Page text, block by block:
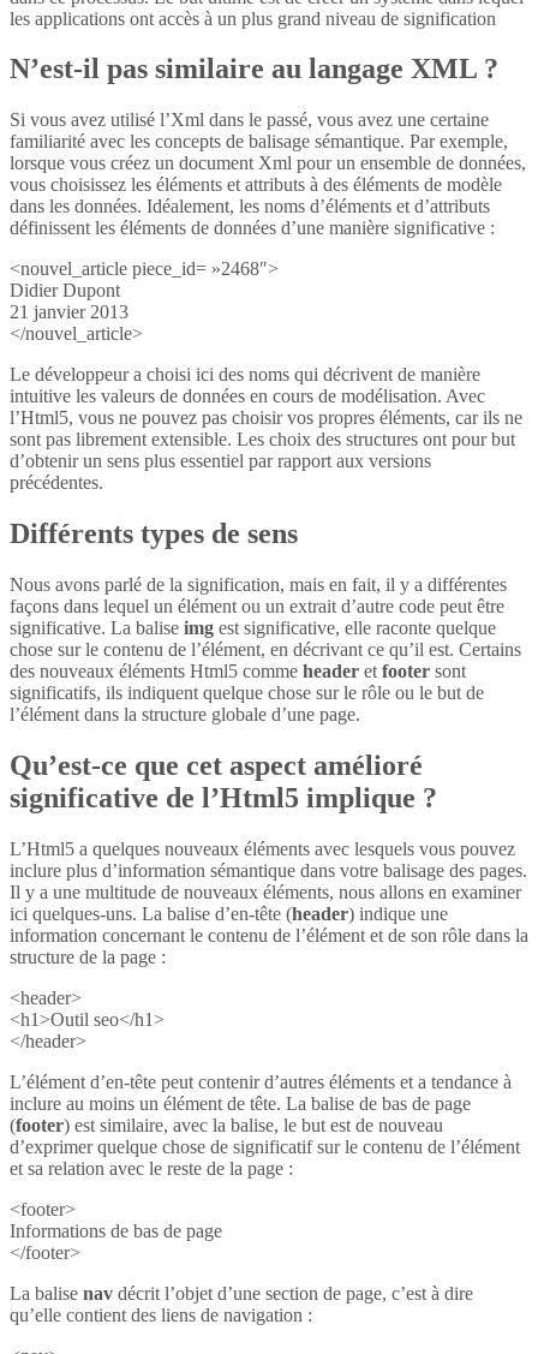
les applications ont accès à un plus grand niveau de signification
N’est-il pas similaire au langage XML ?
Si vous avez utilisé l’Xml dans le passé, vous avez une certaine
familiarité avec les concepts de balisage sémantique. Par exemple,
lorsque vous créez un document Xml pour un ensemble de données,
vous choisissez les éléments et attributs à des éléments de modèle
dans les données. Idéalement, les noms d’éléments et d’attributs
définissent les éléments de données d’une manière significative :
<nouvel_article piece_id= »2468″>
Didier Dupont
21 janvier 2013
</nouvel_article>
Le développeur a choisi ici des noms qui décrivent de manière
intuitive les valeurs de données en cours de modélisation. Avec
l’Html5, vous ne pouvez pas choisir vos propres éléments, car ils ne
sont pas librement extensible. Les choix des structures ont pour but
d’obtenir un sens plus essentiel par rapport aux versions
précédentes.
Différents types de sens
Nous avons parlé de la signification, mais en fait, il y a différentes
façons dans lequel un élément ou un extrait d’autre code peut être
significative. La balise img est significative, elle raconte quelque
chose sur le contenu de l’élément, en décrivant ce qu’il est. Certains
des nouveaux éléments Html5 comme header et footer sont
significatifs, ils indiquent quelque chose sur le rôle ou le but de
l’élément dans la structure globale d’une page.
Qu’est-ce que cet aspect amélioré
significative de l’Html5 implique ?
L’Html5 a quelques nouveaux éléments avec lesquels vous pouvez
inclure plus d’information sémantique dans votre balisage des pages.
Il y a une multitude de nouveaux éléments, nous allons en examiner
ici quelques-uns. La balise d’en-tête (header) indique une
information concernant le contenu de l’élément et de son rôle dans la
structure de la page :
<header>
<h1>Outil seo</h1>
</header>
L’élément d’en-tête peut contenir d’autres éléments et a tendance à
inclure au moins un élément de tête. La balise de bas de page
(footer) est similaire, avec la balise, le but est de nouveau
d’exprimer quelque chose de significatif sur le contenu de l’élément
et sa relation avec le reste de la page :
<footer>
Informations de bas de page
</footer>
La balise nav décrit l’objet d’une section de page, c’est à dire
qu’elle contient des liens de navigation :